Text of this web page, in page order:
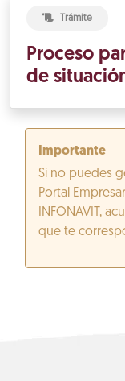
Trámite
Proceso
de
Importante
Si no puedes
Portal
INFONAVIT,
que te